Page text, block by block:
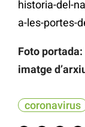
historia-del-
a-les-portes-
Foto portada:
imatge
coronavirus